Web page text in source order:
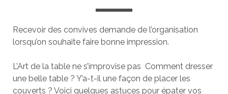
Recevoir des convives demande de l’organisation
lorsqu’on souhaite faire bonne impression.
L’Art de la table ne s’improvise pas Comment dresser
une belle table ? Y’a-t-il une façon de placer les
couverts ? Voici quelques astuces pour épater vos